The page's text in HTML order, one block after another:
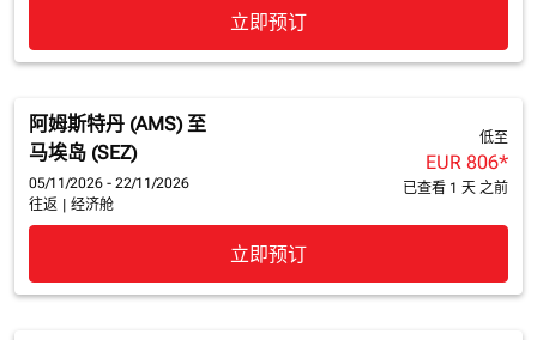
立即预订
阿姆斯特丹 (AMS) 至
马埃岛 (SEZ)
05/11/2026 - 22/11/2026
往返
经济舱
低至
EUR 806*
已查看 1 天 之前
立即预订